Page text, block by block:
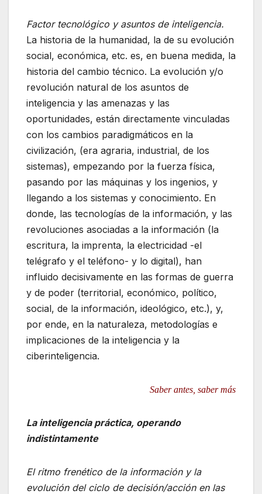
Factor tecnológico y asuntos de inteligencia.
La historia de la humanidad, la de su evolución
social, económica, etc. es, en buena medida, la
historia del cambio técnico. La evolución y/o
revolución natural de los asuntos de
inteligencia y las amenazas y las
oportunidades, están directamente vinculadas
con los cambios paradigmáticos en la
civilización, (era agraria, industrial, de los
sistemas), empezando por la fuerza física,
pasando por las máquinas y los ingenios, y
llegando a los sistemas y conocimiento. En
donde, las tecnologías de la información, y las
revoluciones asociadas a la información (la
escritura, la imprenta, la electricidad -el
telégrafo y el teléfono- y lo digital), han
influido decisivamente en las formas de guerra
y de poder (territorial, económico, político,
social, de la información, ideológico, etc.), y,
por ende, en la naturaleza, metodologías e
implicaciones de la inteligencia y la
ciberinteligencia.
Saber antes, saber más
La inteligencia práctica, operando
indistintamente
El ritmo frenético de la información y la
evolución del ciclo de decisión/acción en las